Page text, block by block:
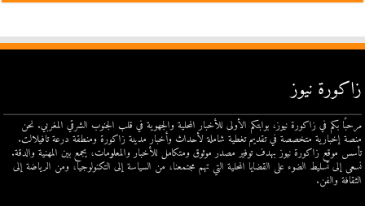
زاكورة نيوز
مرحبًا بكم في زاكورة نيوز، بوابتكم الأولى للأخبار المحلية والجهوية في قلب الجنوب الشرقي المغربي. نحن
منصة إخبارية متخصصة في تقديم تغطية شاملة لأحداث وأخبار مدينة زاكورة ومنطقة درعة تافيلالت.
تأسس موقع زاكورة نيوز بهدف توفير مصدر موثوق ومتكامل للأخبار والمعلومات، يجمع بين المهنية والدقة.
نسعى إلى تسليط الضوء على القضايا المحلية التي تهم مجتمعنا، من السياسة إلى التكنولوجيا، ومن الرياضة إلى
الثقافة والفن.